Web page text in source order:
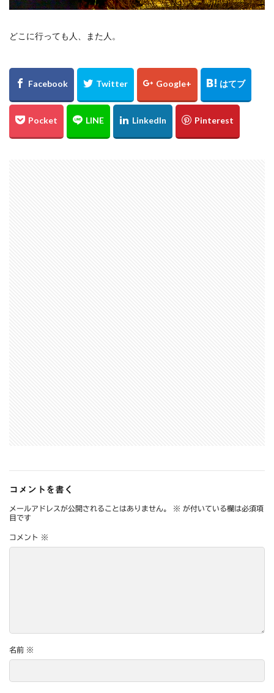
どこに行っても人、また人。
コメントを書く
メールアドレスが公開されることはありません。 ※ が付いている欄は必須項
目です
コメント ※
名前 ※
UFOライン
工場 ＵＦＯライン
ヤブ
縮景園
大イチョウ 島根県
金言寺
高知圏
UFO林道 白バック 千日紅
城
松山
会沢翼 會澤翼
ジブリの大博覧会
ジブリ
ブラタモリ 鳥取砂丘
白兎神社